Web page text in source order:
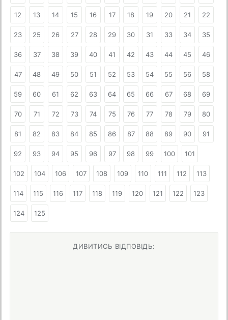
12 13 14 15 16 17 18 19 20 21 22
23 25 26 27 28 29 30 31 33 34 35
36 37 38 39 40 41 42 43 44 45 46
47 48 49 50 51 52 53 54 55 56 58
59 60 61 62 63 64 65 66 67 68 69
70 71 72 73 74 75 76 77 78 79 80
81 82 83 84 85 86 87 88 89 90 91
92 93 94 95 96 97 98 99 100 101
102 104 106 107 108 109 110 111 112 113
114 115 116 117 118 119 120 121 122 123
124 125
ДИВИТИСЬ ВІДПОВІДЬ: